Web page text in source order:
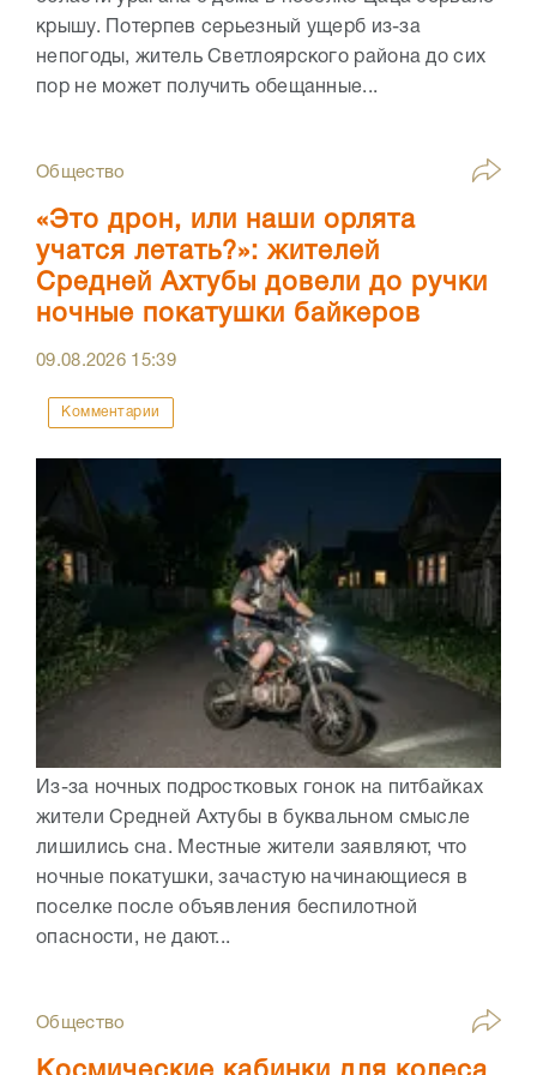
крышу. Потерпев серьезный ущерб из-за
непогоды, житель Светлоярского района до сих
пор не может получить обещанные...
Общество
«Это дрон, или наши орлята
учатся летать?»: жителей
Средней Ахтубы довели до ручки
ночные покатушки байкеров
09.08.2026 15:39
Комментарии
Из-за ночных подростковых гонок на питбайках
жители Средней Ахтубы в буквальном смысле
лишились сна. Местные жители заявляют, что
ночные покатушки, зачастую начинающиеся в
поселке после объявления беспилотной
опасности, не дают...
Общество